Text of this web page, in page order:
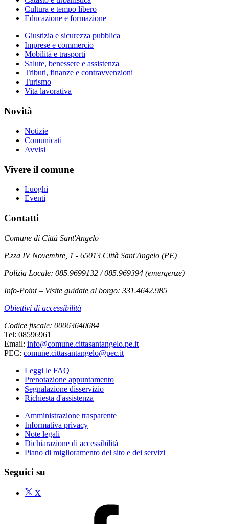
Cultura e tempo libero
Educazione e formazione
Giustizia e sicurezza pubblica
Imprese e commercio
Mobilità e trasporti
Salute, benessere e assistenza
Tributi, finanze e contravvenzioni
Turismo
Vita lavorativa
Novità
Notizie
Comunicati
Avvisi
Vivere il comune
Luoghi
Eventi
Contatti
Comune di Città Sant'Angelo
P.zza IV Novembre, 1 - 65013 Città Sant'Angelo (PE)
Polizia Locale: 085.9699132 / 085.969394 (emergenze)
Info-Point – Visite guidate al borgo: 331.4642.985
Obiettivi di accessibilità
Codice fiscale: 00063640684
Tel: 08596961
Email: info@comune.cittasantangelo.pe.it
PEC: comune.cittasantangelo@pec.it
Leggi le FAQ
Prenotazione appuntamento
Segnalazione disservizio
Richiesta d'assistenza
Amministrazione trasparente
Informativa privacy
Note legali
Dichiarazione di accessibilità
Piano di miglioramento del sito e dei servizi
Seguici su
X